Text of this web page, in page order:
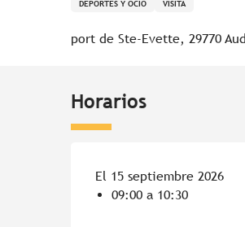
DEPORTES Y OCIO VISITA
port de Ste-Evette, 29770
Horarios
El 15 septiembre 2026
09:00 a 10:30